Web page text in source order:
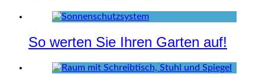
So werten Sie Ihren Garten auf!